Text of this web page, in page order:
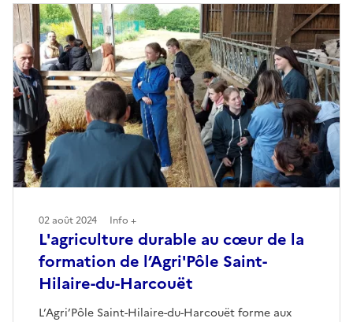
L'agriculture durable au cœur de la
formation de l’Agri'Pôle Saint-
Hilaire-du-Harcouët
L’Agri’Pôle Saint-Hilaire-du-Harcouët forme aux
02 août 2024 Info +